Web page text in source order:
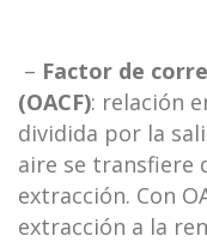
– Factor de
(OACF): relación
dividida por la
aire se transfiere
extracción. Con
extracción a la